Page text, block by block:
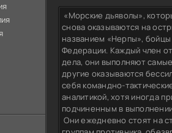
«Морские дьяволы»,
снова оказываются на
названием «Нерпы»,
Федерации. Каждый член
дела, они выполняют
другие оказываются
себя командно-
аналитикой, хотя иногда
подчиненным в
Они ежедневно стоят на